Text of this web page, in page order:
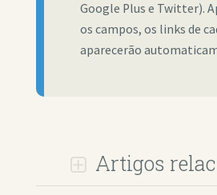
Google Plus e Twitter).
os campos, os links de
aparecerão
Artigos